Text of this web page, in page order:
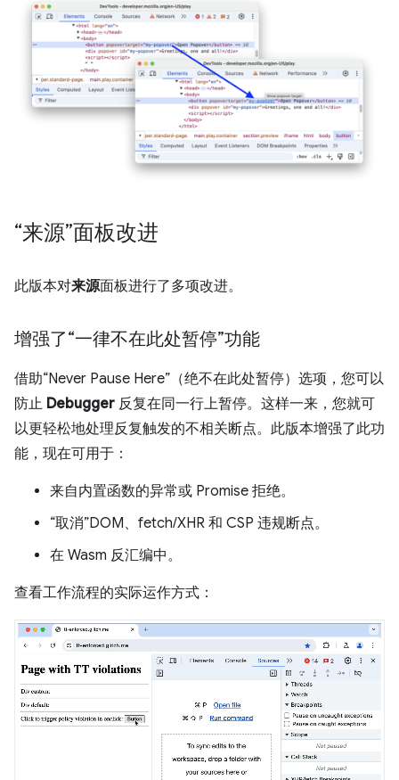
“来源”面板改进
此版本对来源面板进行了多项改进。
增强了“一律不在此处暂停”功能
借助“Never Pause Here”（绝不在此处暂停）选项，您可以
防止 Debugger 反复在同一行上暂停。这样一来，您就可
以更轻松地处理反复触发的不相关断点。此版本增强了此功
能，现在可用于：
来自内置函数的异常或 Promise 拒绝。
“取消”DOM、fetch/XHR 和 CSP 违规断点。
在 Wasm 反汇编中。
查看工作流程的实际运作方式：